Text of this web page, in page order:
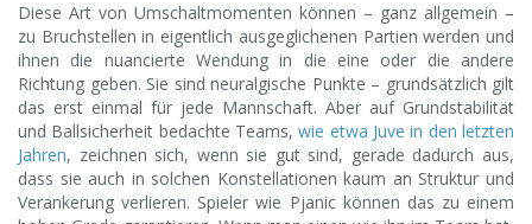
Diese Art von Umschaltmomenten können – ganz allgemein –
zu Bruchstellen in eigentlich ausgeglichenen Partien werden und
ihnen die nuancierte Wendung in die eine oder die andere
Richtung geben. Sie sind neuralgische Punkte – grundsätzlich gilt
das erst einmal für jede Mannschaft. Aber auf Grundstabilität
und Ballsicherheit bedachte Teams,wie etwa Juve in den letzten
Jahren, zeichnen sich, wenn sie gut sind, gerade dadurch aus,
dass sie auch in solchen Konstellationen kaum an Struktur und
Verankerung verlieren. Spieler wie Pjanic können das zu einem